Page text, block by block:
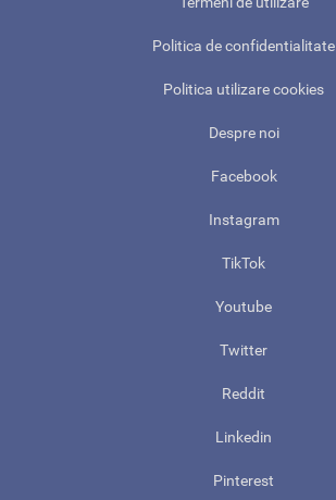
Politica de confidentialitate
Politica utilizare cookies
Despre noi
Facebook
Instagram
TikTok
Youtube
Twitter
Reddit
Linkedin
Pinterest